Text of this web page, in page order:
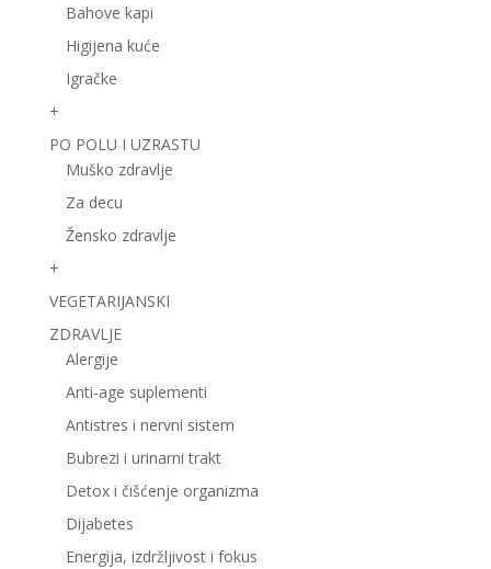
Bahove kapi
Higijena kuće
Igračke
+
PO POLU I UZRASTU
Muško zdravlje
Za decu
Žensko zdravlje
+
VEGETARIJANSKI
ZDRAVLJE
Alergije
Anti-age suplementi
Antistres i nervni sistem
Bubrezi i urinarni trakt
Detox i čišćenje organizma
Dijabetes
Energija, izdržljivost i fokus